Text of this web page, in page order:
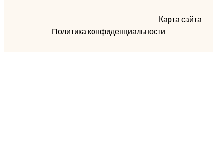
Карта сайта
Политика конфиденциальности